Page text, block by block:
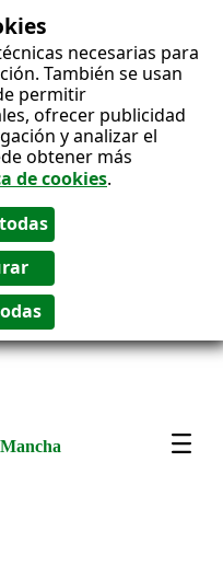
necesarias para
También se usan
permitir
ofrecer publicidad
y analizar el
obtener más
de cookies.